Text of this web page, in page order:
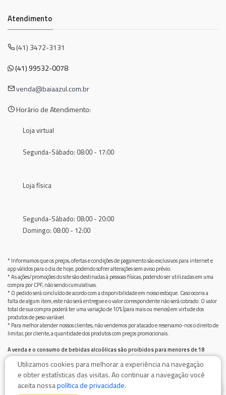
Atendimento
(41) 3472-3131
(41) 99532-0078
venda@baiaazul.com.br
Horário de Atendimento:
Loja virtual
Segunda-Sábado: 08:00 - 17:00
Loja física
Segunda-Sábado: 08:00 - 20:00
Domingo: 08:00 - 12:00
* Informamos que os preços, ofertas e condições de pagamento são exclusivos para internet e
app válidos para o dia de hoje, podendo sofrer alterações sem aviso prévio.
* As ações/promoções do site são destinadas à pessoas físicas, podendo ser utilizadas em uma
compra por CPF, não sendo cumulativas.
* O pedido será concluído de acordo com a disponibilidade em nosso estoque. Caso ocorra a
falta de algum item, este não será entregue e o valor correspondente não será cobrado. O valor
total de sua compra poderá ter uma variação de 10% (para mais ou menos) em virtude dos
produtos de peso variável.
* Para melhor atender nossos clientes, não vendemos por atacado e reservamo-nos o direito de
limitar, por cliente, a quantidade dos produtos com preços promocionais.
A venda e o consumo de bebidas alcoólicas são proibidos para menores de 18
anos.
Bebida alcoólica pode causar dependência química e, em excesso, provoca graves males à saúde.
Beba com moderação
Utilizamos cookies para melhorar a experiência na navegação
e obter estatísticas das visitas. Ao continuar a navegação você
aceita nossapolítica de privacidade.